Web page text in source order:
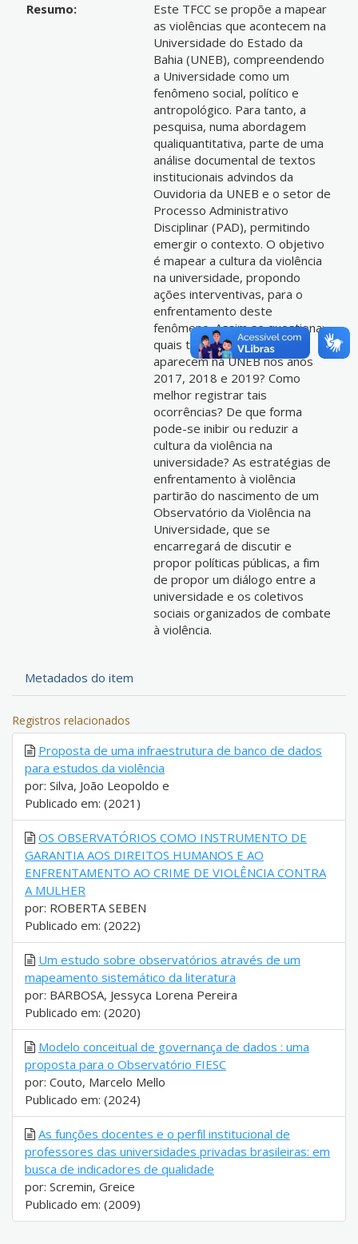
Resumo:
Este TFCC se propõe a mapear
as violências que acontecem na
Universidade do Estado da
Bahia (UNEB), compreendendo
a Universidade como um
fenômeno social, político e
antropológico. Para tanto, a
pesquisa, numa abordagem
qualiquantitativa, parte de uma
análise documental de textos
institucionais advindos da
Ouvidoria da UNEB e o setor de
Processo Administrativo
Disciplinar (PAD), permitindo
emergir o contexto. O objetivo
é mapear a cultura da violência
na universidade, propondo
ações interventivas, para o
enfrentamento deste
fenômeno. Assim se questiona:
quais tipologias da violência
aparecem na UNEB nos anos
2017, 2018 e 2019? Como
melhor registrar tais
ocorrências? De que forma
pode-se inibir ou reduzir a
cultura da violência na
universidade? As estratégias de
enfrentamento à violência
partirão do nascimento de um
Observatório da Violência na
Universidade, que se
encarregará de discutir e
propor políticas públicas, a fim
de propor um diálogo entre a
universidade e os coletivos
sociais organizados de combate
à violência.
Metadados do item
Registros relacionados
Proposta de uma infraestrutura de banco de dados
para estudos da violência
por: Silva, João Leopoldo e
Publicado em: (2021)
OS OBSERVATÓRIOS COMO INSTRUMENTO DE
GARANTIA AOS DIREITOS HUMANOS E AO
ENFRENTAMENTO AO CRIME DE VIOLÊNCIA CONTRA
A MULHER
por: ROBERTA SEBEN
Publicado em: (2022)
Um estudo sobre observatórios através de um
mapeamento sistemático da literatura
por: BARBOSA, Jessyca Lorena Pereira
Publicado em: (2020)
Modelo conceitual de governança de dados : uma
proposta para o Observatório FIESC
por: Couto, Marcelo Mello
Publicado em: (2024)
As funções docentes e o perfil institucional de
professores das universidades privadas brasileiras: em
busca de indicadores de qualidade
por: Scremin, Greice
Publicado em: (2009)